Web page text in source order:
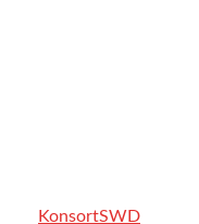
KonsortSWD